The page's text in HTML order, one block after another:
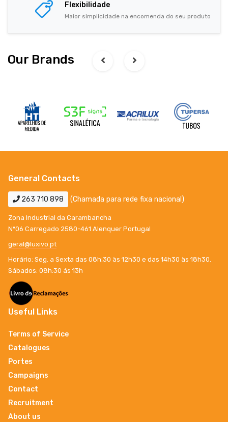
Flexibilidade
Maior simplicidade na encomenda do seu produto
Our Brands
General Contacts
263 710 898 (Chamada para rede fixa nacional)
Zona Industrial da Carambancha
Nº06 Carregado 2580-461 Alenquer Portugal
geral@luxivo.pt
Horário: Seg. a Sexta das 08h:30 às 12h30 e das 14h30 às 18h30.
Sábados: 08h:30 ás 13h
Useful Links
Terms of Service
Catalogues
Portes
Campaigns
Contact
Recruitment
About us